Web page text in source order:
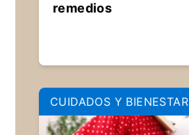
remedios
CUIDADOS Y BIENESTAR